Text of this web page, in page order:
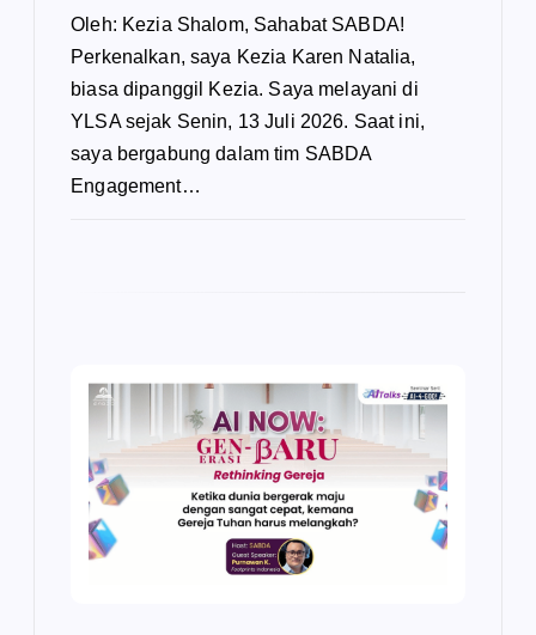
Oleh: Kezia Shalom, Sahabat SABDA!
Perkenalkan, saya Kezia Karen Natalia,
biasa dipanggil Kezia. Saya melayani di
YLSA sejak Senin, 13 Juli 2026. Saat ini,
saya bergabung dalam tim SABDA
Engagement…